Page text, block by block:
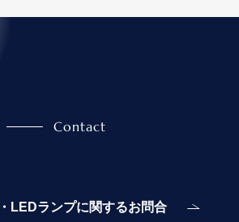
LEDランプに関するお問合